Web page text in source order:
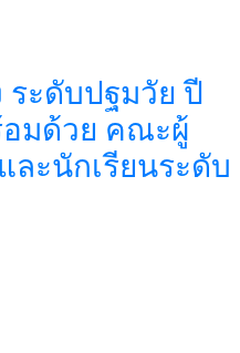
ระดับปฐมวัย ปี
มด้วย คณะผู้
ะนักเรียนระดับ